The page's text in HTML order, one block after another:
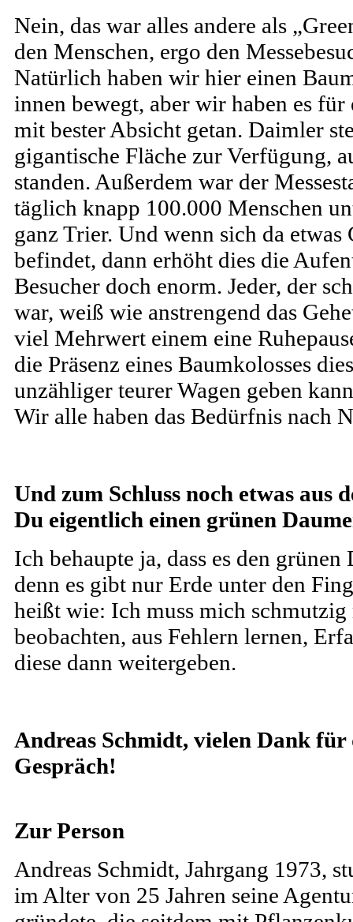
Nein, das war alles andere als
den Menschen, ergo den
Natürlich haben wir hier einen
innen bewegt, aber wir haben es
mit bester Absicht getan. Daimler
gigantische Fläche zur Verfügung,
standen. Außerdem war der
täglich knapp 100.000 Menschen
ganz Trier. Und wenn sich da etwas
befindet, dann erhöht dies die
Besucher doch enorm. Jeder, der
war, weiß wie anstrengend das
viel Mehrwert einem eine
die Präsenz eines Baumkolosses
unzähliger teurer Wagen geben
Wir alle haben das Bedürfnis nach
Und zum Schluss noch etwas aus
Du eigentlich einen grünen
Ich behaupte ja, dass es den
denn es gibt nur Erde unter den
heißt wie: Ich muss mich schmutzig
beobachten, aus Fehlern lernen,
diese dann weitergeben.
Andreas Schmidt, vielen Dank
Gespräch!
Zur Person
Andreas Schmidt, Jahrgang 1973,
im Alter von 25 Jahren seine